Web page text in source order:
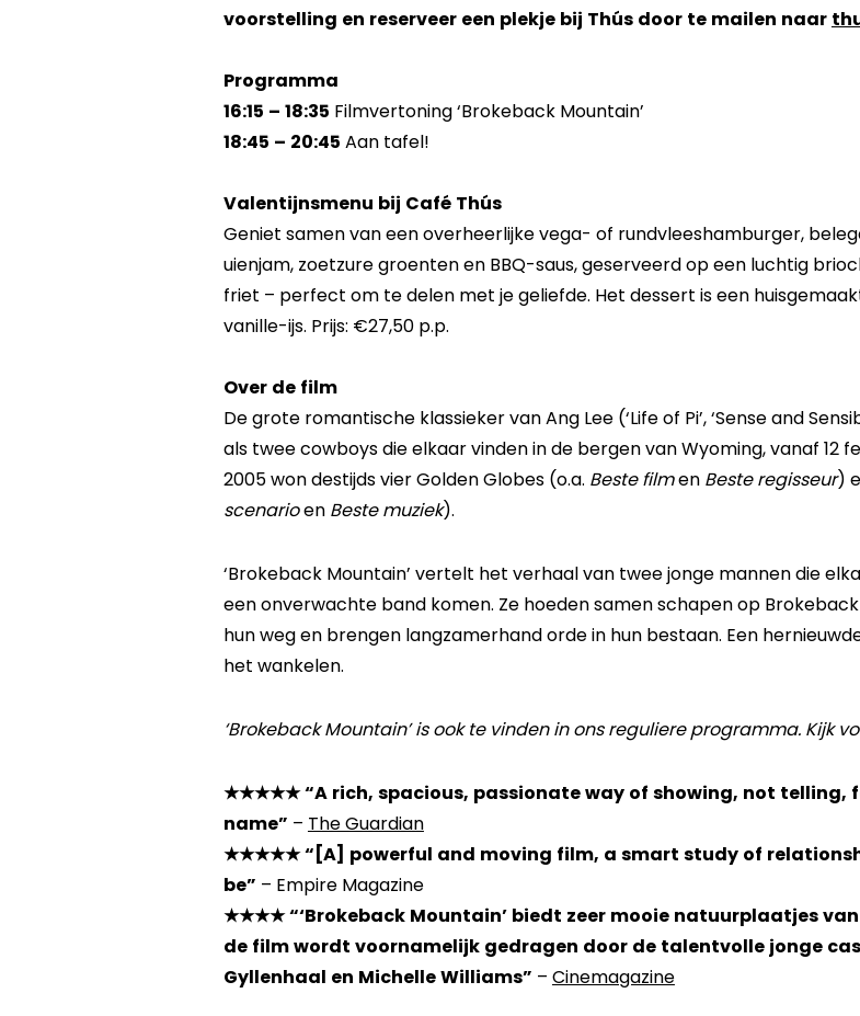
voorstelling en reserveer een plekje bij Thús door te mailen naar
Programma
16:15 – 18:35 Filmvertoning ‘Brokeback Mountain’
18:45 – 20:45 Aan tafel!
Valentijnsmenu bij Café Thús
Geniet samen van een overheerlijke vega- of rundvleeshamburger,
uienjam, zoetzure groenten en BBQ-saus, geserveerd op een luchtig
friet – perfect om te delen met je geliefde. Het dessert is een
vanille-ijs. Prijs: €27,50 p.p.
Over de film
De grote romantische klassieker van Ang Lee (‘Life of Pi’, ‘Sense and
als twee cowboys die elkaar vinden in de bergen van Wyoming, vanaf 12
2005 won destijds vier Golden Globes (o.a. Beste filmen Beste regisseur)
scenarioenBeste muziek).
‘Brokeback Mountain’ vertelt het verhaal van twee jonge mannen die
een onverwachte band komen. Ze hoeden samen schapen op
hun weg en brengen langzamerhand orde in hun bestaan. Een
het wankelen.
‘Brokeback Mountain’ is ook te vinden in ons reguliere programma. Kijk
★★★★★ “A rich, spacious, passionate way of showing, not telling,
name” – The Guardian
★★★★★ “[A] powerful and moving film, a smart study of
be” – Empire Magazine
★★★★ “‘Brokeback Mountain’ biedt zeer mooie natuurplaatjes
de film wordt voornamelijk gedragen door de talentvolle jonge
Gyllenhaal en Michelle Williams” – Cinemagazine